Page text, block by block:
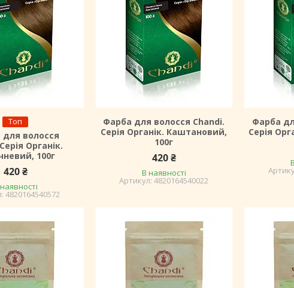
Топ
волосся
Органік.
100г
420 ₴
4820164540572
Фарба для волосся Chandi.
Серія Органік. Каштановий,
100г
420 ₴
В наявності
4820164540022
Фарба
Серія